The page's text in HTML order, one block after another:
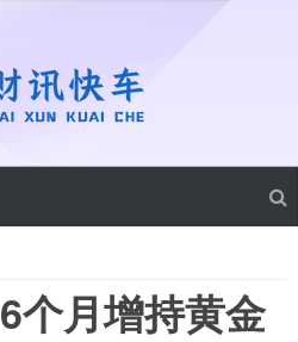
个月增持黄金